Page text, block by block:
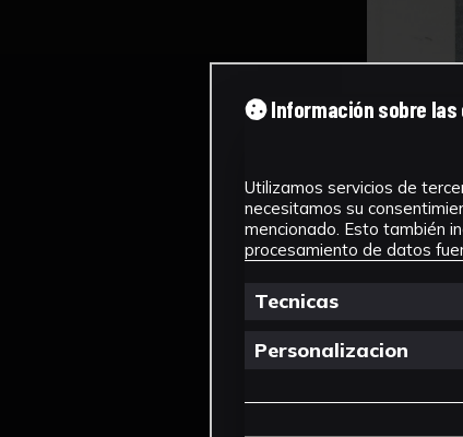
Información sobre las
Utilizamos servicios de
necesitamos su
mencionado. Esto también
procesamiento de datos
Tecnicas
Personalizacion